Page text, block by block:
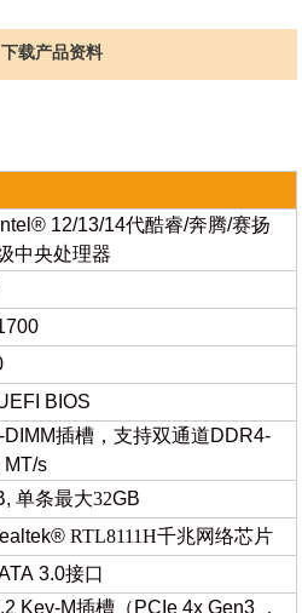
下载产品资料
12/13/14代酷睿/奔腾/赛扬
中央处理器
BIOS
DIMM插槽，支持双通道DDR4-
MT/s
单条最大32GB
RTL8111H千兆网络芯片
3.0接口
Key-M插槽（PCIe 4x Gen3 ，